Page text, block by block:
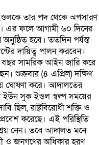
তার পদ থেকে অপসারণ
এর ফলে আগামী ৬০ দিনের
অনুষ্ঠিত হবে। ততদিন পর্যন্ত
দায়িত্ব পালন করবেন।
সামরিক আইন জারি করে
শুক্রবার (৪ এপ্রিল) দক্ষিণ
ঘোষণা করে। আদালতের
ইউন সুক ইওল স্বল্প সময়ের
ছিল, রাষ্ট্রবিরোধী শক্তি ও
করেছে। এই পরিস্থিতি
নেন। তবে আদালত মনে
ও জনগণের অধিকার হরণ